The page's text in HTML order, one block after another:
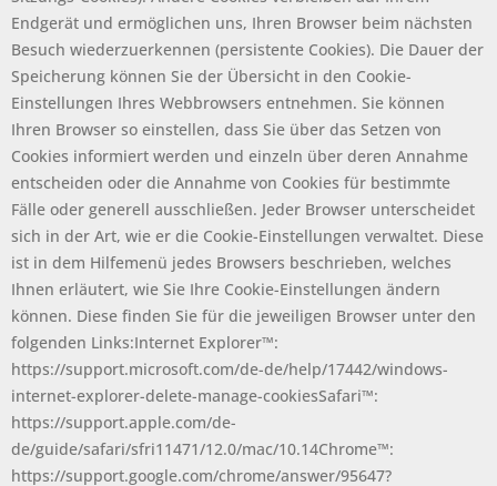
Endgerät und ermöglichen uns, Ihren Browser beim nächsten
Besuch wiederzuerkennen (persistente Cookies). Die Dauer der
Speicherung können Sie der Übersicht in den Cookie-
Einstellungen Ihres Webbrowsers entnehmen. Sie können
Ihren Browser so einstellen, dass Sie über das Setzen von
Cookies informiert werden und einzeln über deren Annahme
entscheiden oder die Annahme von Cookies für bestimmte
Fälle oder generell ausschließen. Jeder Browser unterscheidet
sich in der Art, wie er die Cookie-Einstellungen verwaltet. Diese
ist in dem Hilfemenü jedes Browsers beschrieben, welches
Ihnen erläutert, wie Sie Ihre Cookie-Einstellungen ändern
können. Diese finden Sie für die jeweiligen Browser unter den
folgenden Links:Internet Explorer™:
https://support.microsoft.com/de-de/help/17442/windows-
internet-explorer-delete-manage-cookiesSafari™:
https://support.apple.com/de-
de/guide/safari/sfri11471/12.0/mac/10.14Chrome™:
https://support.google.com/chrome/answer/95647?